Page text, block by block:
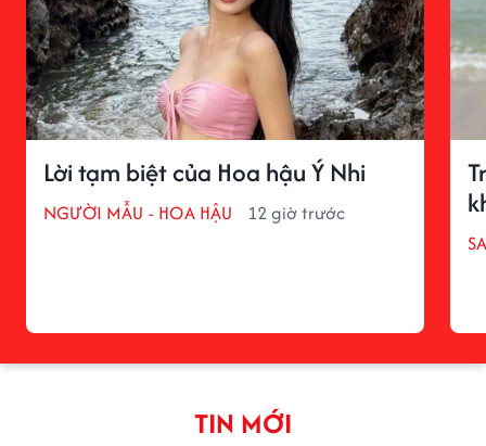
Lời tạm biệt của Hoa hậu Ý Nhi
NGƯỜI MẪU - HOA HẬU 12 giờ trước
TIN MỚI